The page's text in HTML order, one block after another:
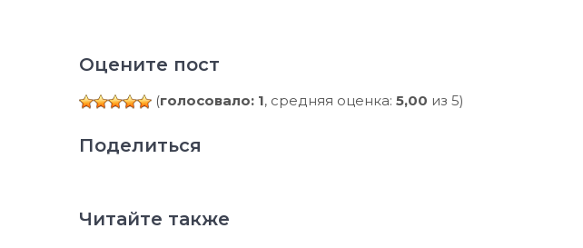
Оцените пост
(голосовало: 1, средняя оценка: 5,00 из 5)
Поделиться
Читайте также